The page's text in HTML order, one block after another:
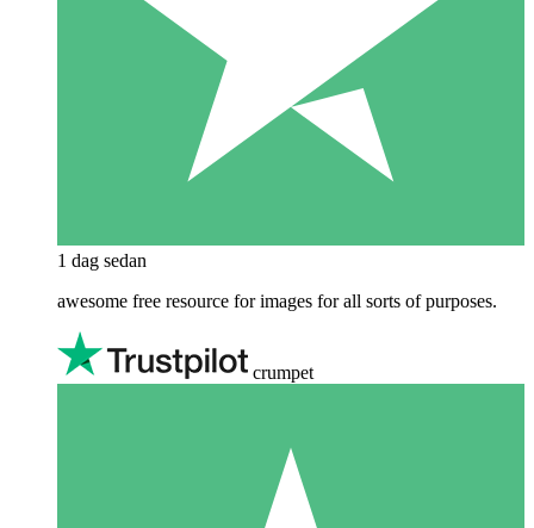
1 dag sedan
awesome free resource for images for all sorts of purposes.
crumpet